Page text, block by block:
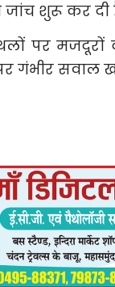
शुरू कर दी
पर मजदूरों
गंभीर सवाल